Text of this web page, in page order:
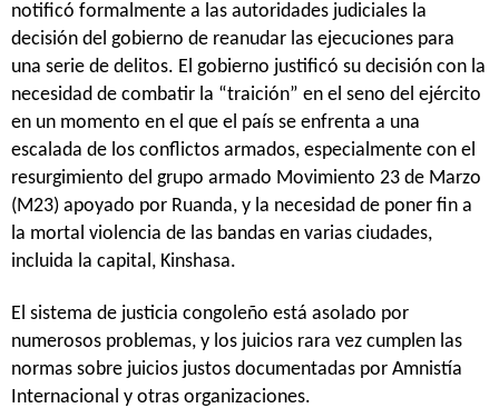
notificó formalmente a las autoridades judiciales la
decisión del gobierno de reanudar las ejecuciones para
una serie de delitos. El gobierno justificó su decisión con la
necesidad de combatir la “traición” en el seno del ejército
en un momento en el que el país se enfrenta a una
escalada de los conflictos armados, especialmente con el
resurgimiento del grupo armado Movimiento 23 de Marzo
(M23) apoyado por Ruanda, y la necesidad de poner fin a
la mortal violencia de las bandas en varias ciudades,
incluida la capital, Kinshasa.
El sistema de justicia congoleño está asolado por
numerosos problemas, y los juicios rara vez cumplen las
normas sobre juicios justos documentadas por Amnistía
Internacional y otras organizaciones.